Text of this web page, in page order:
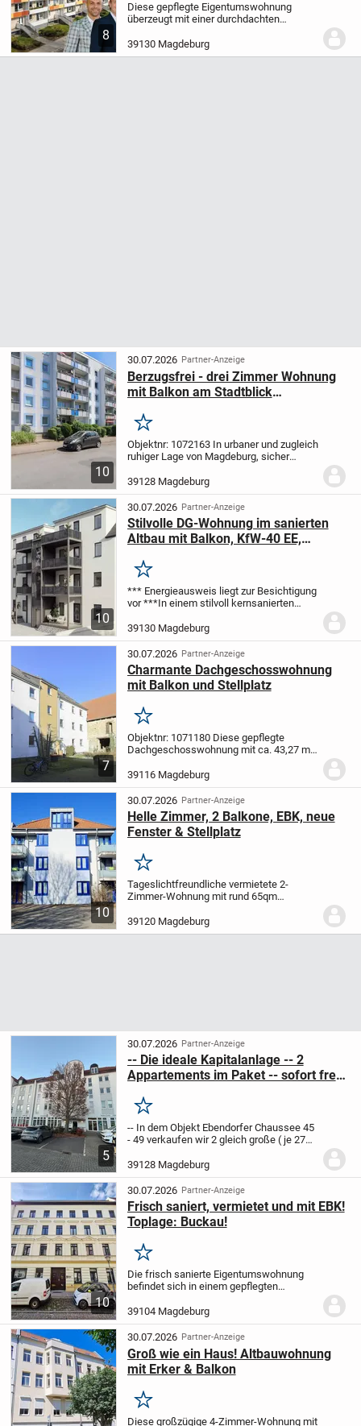
8
Diese gepflegte Eigentumswohnung
überzeugt mit einer durchdachten
und einem Wohnumfeld, das sowohl
Ruhe als auch eine gute Infrastruktur
39130 Magdeburg
10
30.07.2026 Partner-Anzeige
Berzugsfrei - drei Zimmer Wohnung
mit Balkon am Stadtblick
Merken
Objektnr: 1072163 In urbaner und zugleich
ruhiger Lage von Magdeburg, sicher
sich diese Wohnung im 2. Obergeschoss
eines 4-geschossigen
Mehrparteienhauses....
39128 Magdeburg
10
30.07.2026 Partner-Anzeige
Stilvolle DG-Wohnung im sanierten
Altbau mit Balkon, KfW-40 EE,
Merken
*** Energieausweis liegt zur Besichtigung
vor ***In einem stilvoll kernsanierten
Zimmer-Dachgeschosswohnung mit ca.
78,57?m² Wohnfläche und Balkon.Die...
39130 Magdeburg
7
30.07.2026 Partner-Anzeige
Charmante Dachgeschosswohnung
mit Balkon und Stellplatz
Merken
Objektnr: 1071180 Diese gepflegte
Dachgeschosswohnung mit ca. 43,27 m²
Gelegenheit für Eigennutzer oder
Kapitalanleger. Die helle 1-Zimmer-
Wohnung überzeugt durch...
39116 Magdeburg
10
30.07.2026 Partner-Anzeige
Helle Zimmer, 2 Balkone, EBK, neue
Fenster & Stellplatz
Merken
Tageslichtfreundliche vermietete 2-
Zimmer-Wohnung mit rund 65qm
Hopfengarten. Die Wohneinheit befindet
sich im 2. Obergeschoss eines im Jahre
39120 Magdeburg
5
30.07.2026 Partner-Anzeige
-- Die ideale Kapitalanlage -- 2
Appartements im Paket -- sofort frei
Merken
-- In dem Objekt Ebendorfer Chaussee 45
- 49 verkaufen wir 2 gleich große ( je 27
sind aktuell frei und werden nur im Paket
für 70.000 € verkauft. Zu den
Wohnungen...
39128 Magdeburg
10
30.07.2026 Partner-Anzeige
Frisch saniert, vermietet und mit EBK!
Toplage: Buckau!
Merken
Die frisch sanierte Eigentumswohnung
befindet sich in einem gepflegten
Magdeburger Stadtteil Buckau. Die rund
62 m2 große 3-Zimmer-Wohnung ist seit
Dezember des...
39104 Magdeburg
30.07.2026 Partner-Anzeige
Groß wie ein Haus! Altbauwohnung
mit Erker & Balkon
Merken
Diese großzügige 4-Zimmer-Wohnung mit